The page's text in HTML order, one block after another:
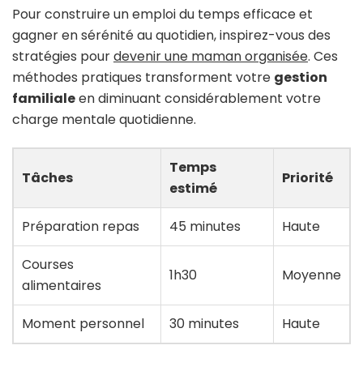
Pour construire un emploi du temps efficace et
gagner en sérénité au quotidien, inspirez-vous des
stratégies pourdevenir une maman organisée. Ces
méthodes pratiques transforment votre gestion
familialeen diminuant considérablement votre
charge mentale quotidienne.
Tâches
Temps
estimé
Priorité
Préparation repas 45 minutes Haute
Courses
alimentaires
1h30 Moyenne
Moment personnel 30 minutes Haute